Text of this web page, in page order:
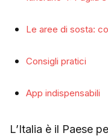
Le aree di sosta:
Consigli pratici
App indispensabili
L’Italia è il Paese